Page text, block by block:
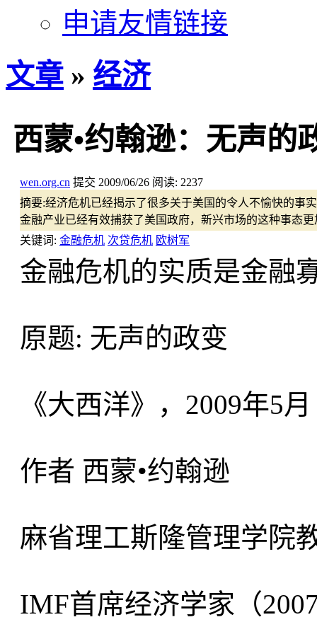
申请友情链接
文章 » 经济
西蒙•约翰逊：无声的
wen.org.cn 提交 2009/06/26 阅读: 2237
摘要:经济危机已经揭示了很多关于美国的令人不愉快的事
金融产业已经有效捕获了美国政府，新兴市场的这种事态
关键词: 金融危机 次贷危机 欧树军
金融危机的实质是金融
原题: 无声的政变
《大西洋》，2009年5月
作者 西蒙•约翰逊
麻省理工斯隆管理学院
IMF首席经济学家（